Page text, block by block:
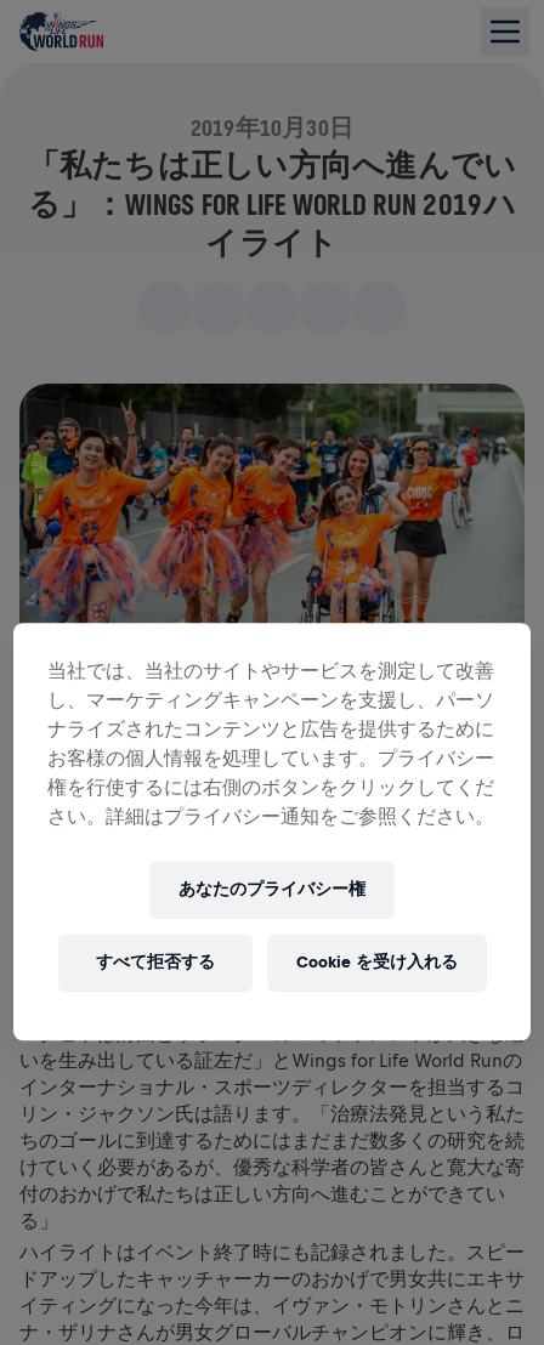
2019年10月30日
「私たちは正しい方向へ進んでい
る」：WINGS FOR LIFE WORLD RUN 2019ハ
イライト
12万人以上のスーパーヒーローたちが累計1,103,276kmを
最大のハイライトのいくつかはスタート直後に記録されま
功した結果、脊髄損傷で長年まひを患っていたダビド・ム
ゼーさんとヘルト＝ヤン・オスカムさんがスイスとオラン
いを生み出している証左だ」とWings for Life World Runの
インターナショナル・スポーツディレクターを担当するコ
リン・ジャクソン氏は語ります。「治療法発見という私た
ちのゴールに到達するためにはまだまだ数多くの研究を続
けていく必要があるが、優秀な科学者の皆さんと寛大な寄
付のおかげで私たちは正しい方向へ進むことができてい
る」
ハイライトはイベント終了時にも記録されました。スピー
ドアップしたキャッチャーカーのおかげで男女共にエキサ
イティングになった今年は、イヴァン・モトリンさんとニ
ナ・ザリナさんが男女グローバルチャンピオンに輝き、ロ
当社では、当社のサイトやサービスを測定して改善
し、マーケティングキャンペーンを支援し、パーソ
ナライズされたコンテンツと広告を提供するために
お客様の個人情報を処理しています。プライバシー
権を行使するには右側のボタンをクリックしてくだ
さい。詳細はプライバシー通知をご参照ください。
あなたのプライバシー権
すべて拒否する Cookie を受け入れる